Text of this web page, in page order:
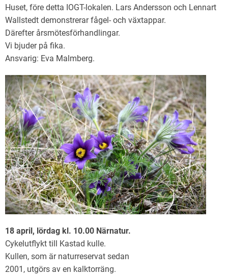
Huset, före detta IOGT-lokalen. Lars Andersson och Lennart
Wallstedt demonstrerar fågel- och växtappar.
Därefter årsmötesförhandlingar.
Vi bjuder på fika.
Ansvarig: Eva Malmberg.
18 april, lördag kl. 10.00 Närnatur.
Cykelutflykt till Kastad kulle.
Kullen, som är naturreservat sedan
2001, utgörs av en kalktorräng.